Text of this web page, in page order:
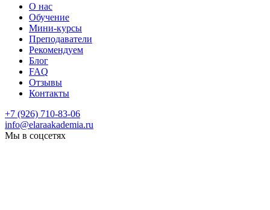
О нас
Обучение
Мини-курсы
Преподаватели
Рекомендуем
Блог
FAQ
Отзывы
Контакты
+7 (926) 710-83-06
info@elaraakademia.ru
Мы в соцсетях